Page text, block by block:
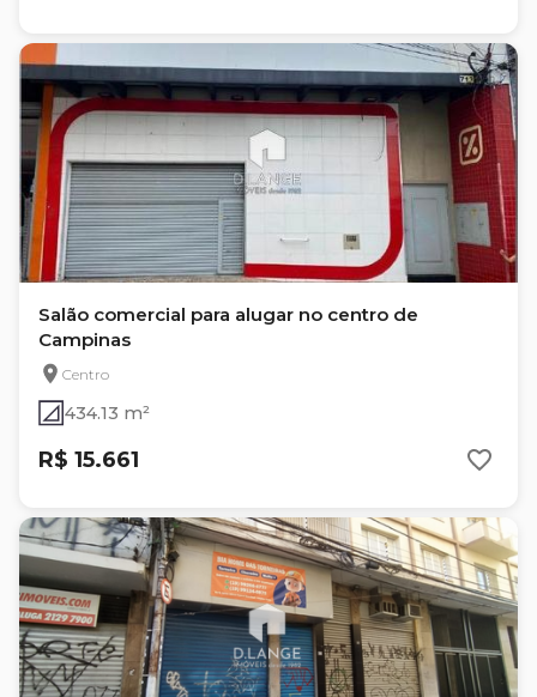
Salão comercial para alugar no centro de
Campinas
Centro
434.13 m²
R$ 15.661